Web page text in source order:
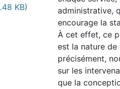
KB)
administrative,
encourage la
À cet effet, ce
est la nature de
précisément,
sur les
que la